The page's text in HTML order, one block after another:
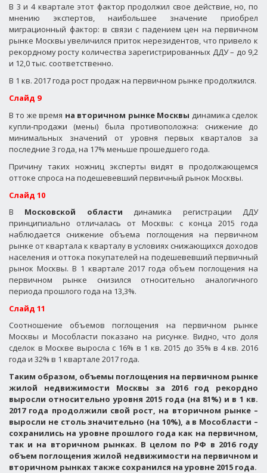
В 3 и 4 квартале этот фактор продолжил свое действие, но, по
мнению экспертов, наибольшее значение приобрел
миграционный фактор: в связи с падением цен на первичном
рынке Москвы увеличился приток нерезидентов, что привело к
рекордному росту количества зарегистрированных ДДУ – до 9,2
и 12,0 тыс. соответственно.
В 1 кв. 2017 года рост продаж на первичном рынке продолжился.
Слайд 9
В то же время на вторичном рынке Москвы динамика сделок
купли-продажи (мены) была противоположна: снижение до
минимальных значений от уровня первых кварталов за
последние 3 года, на 17% меньше прошедшего года.
Причину таких ножниц эксперты видят в продолжающемся
оттоке спроса на подешевевший первичный рынок Москвы.
Слайд 10
В Московской области динамика регистрации ДДУ
принципиально отличалась от Москвы: с конца 2015 года
наблюдается снижение объема поглощения на первичном
рынке от квартала к кварталу в условиях снижающихся доходов
населения и оттока покупателей на подешевевший первичный
рынок Москвы. В 1 квартале 2017 года объем поглощения на
первичном рынке снизился относительно аналогичного
периода прошлого года на 13,3%.
Слайд 11
Соотношение объемов поглощения на первичном рынке
Москвы и Мособласти показано на рисунке. Видно, что доля
сделок в Москве выросла с 16% в 1 кв. 2015 до 35% в 4 кв. 2016
года и 32% в 1 квартале 2017 года.
Таким образом, объемы поглощения на первичном рынке
жилой недвижимости Москвы за 2016 год рекордно
выросли относительно уровня 2015 года (на 81%) и в 1 кв.
2017 года продолжили свой рост, на вторичном рынке –
выросли не столь значительно (на 10%), а в Мособласти –
сохранились на уровне прошлого года как на первичном,
так и на вторичном рынках. В целом по РФ в 2016 году
объем поглощения жилой недвижимости на первичном и
вторичном рынках также сохранился на уровне 2015 года.